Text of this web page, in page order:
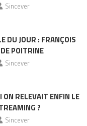
Sincever
DU JOUR : FRANÇOIS
POITRINE
Sincever
ON RELEVAIT ENFIN LE
?
Sincever